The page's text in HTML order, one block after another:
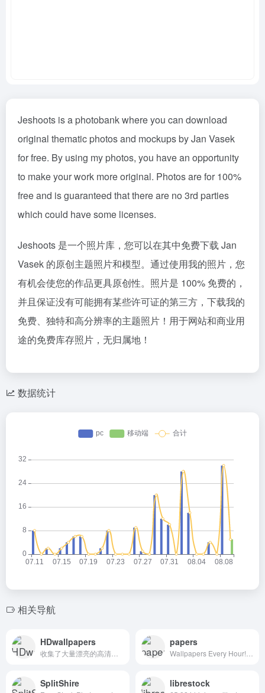
Jeshoots is a photobank where you can download
original thematic photos and mockups by Jan Vasek
for free. By using my photos, you have an opportunity
to make your work more original. Photos are for 100%
free and is guaranteed that there are no 3rd parties
which could have some licenses.
Jeshoots 是一个照片库，您可以在其中免费下载 Jan
Vasek 的原创主题照片和模型。通过使用我的照片，您
有机会使您的作品更具原创性。照片是 100% 免费的，
并且保证没有可能拥有某些许可证的第三方，下载我的
免费、独特和高分辨率的主题照片！用于网站和商业用
途的免费库存照片，无归属地！
数据统计
相关导航
HDwallpapers papers
SplitShire librestock